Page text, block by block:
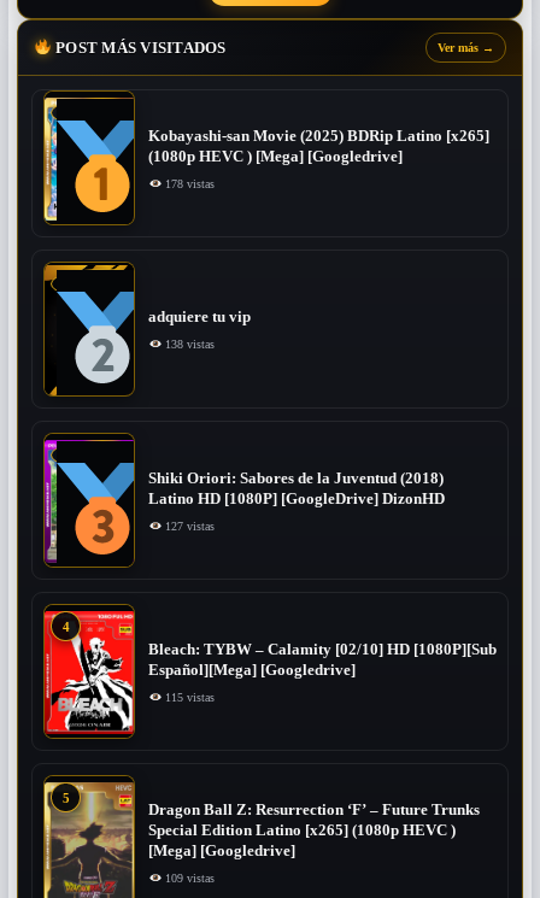
POST MÁS VISITADOS Ver más →
Kobayashi-san Movie (2025) BDRip Latino [x265]
(1080p HEVC ) [Mega] [Googledrive]
178 vistas
adquiere tu vip
138 vistas
Shiki Oriori: Sabores de la Juventud (2018)
Latino HD [1080P] [GoogleDrive] DizonHD
127 vistas
4
Bleach: TYBW – Calamity [02/10] HD [1080P][Sub
Español][Mega] [Googledrive]
115 vistas
5
Dragon Ball Z: Resurrection ‘F’ – Future Trunks
Special Edition Latino [x265] (1080p HEVC )
[Mega] [Googledrive]
109 vistas